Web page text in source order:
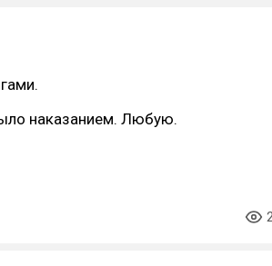
наказанием. Любую.